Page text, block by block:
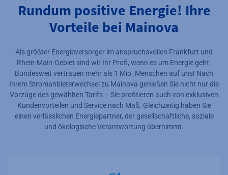
Rundum positive Energie! Ihre
Vorteile bei Mainova
Als größter Energieversorger im anspruchsvollen Frankfurt und
Rhein-Main-Gebiet sind wir Ihr Profi, wenn es um Energie geht.
Bundesweit vertrauen mehr als 1 Mio. Menschen auf uns! Nach
Ihrem Stromanbieterwechsel zu Mainova genießen Sie nicht nur die
Vorzüge des gewählten Tarifs – Sie profitieren auch von exklusiven
Kundenvorteilen und Service nach Maß. Gleichzeitig haben Sie
einen verlässlichen Energiepartner, der gesellschaftliche, soziale
und ökologische Verantwortung übernimmt.